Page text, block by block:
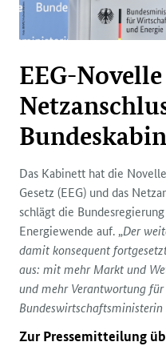
EEG-
Das Kabinett hat die
Gesetz (EEG) und das
schlägt die
Energiewende auf. „Der
damit konsequent
aus: mit mehr Markt und
und mehr Verantwortung für
Bundeswirtschaftsministerin
Zur Pressemitteilung